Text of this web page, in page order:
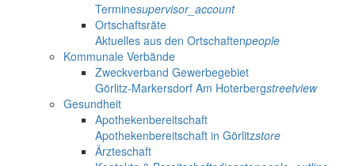
Terminesupervisor_account
Ortschaftsräte
Aktuelles aus den Ortschaftenpeople
Kommunale Verbände
Zweckverband Gewerbegebiet
Görlitz-Markersdorf Am Hoterbergstreetview
Gesundheit
Apothekenbereitschaft
Apothekenbereitschaft in Görlitzstore
Ärzteschaft